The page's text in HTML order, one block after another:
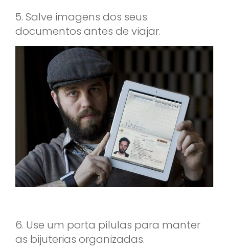
5. Salve imagens dos seus
documentos antes de viajar.
6. Use um porta pílulas para manter
as bijuterias organizadas.